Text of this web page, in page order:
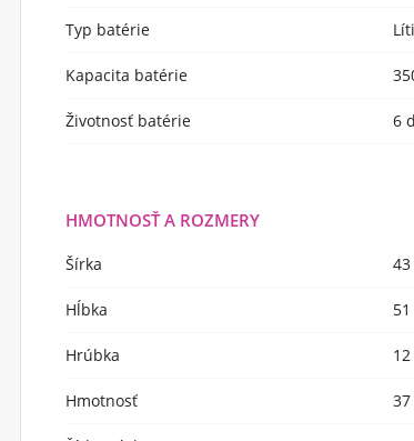
Typ batérie
Kapacita batérie
Životnosť batérie 6
HMOTNOSŤ A ROZMERY
Šírka
Hĺbka
Hrúbka
Hmotnosť